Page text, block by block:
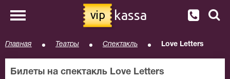
vip kassa
Главная Театры Спектакль Love Letters
Билеты на спектакль Love Letters